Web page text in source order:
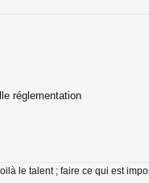
réglementation
le talent ; faire ce qui est